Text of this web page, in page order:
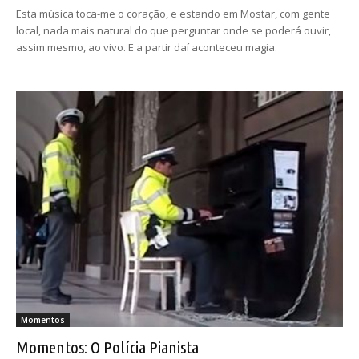
Esta música toca-me o coração, e estando em Mostar, com gente
local, nada mais natural do que perguntar onde se poderá ouvir,
assim mesmo, ao vivo. E a partir daí aconteceu magia.
Momentos
Momentos: O Polícia Pianista